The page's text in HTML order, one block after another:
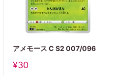
アメモース C S2 007/096
販
¥30